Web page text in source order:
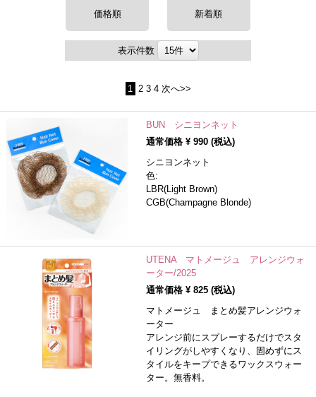
価格順 新着順
表示件数
1 2 3 4 次へ>>
BUN シニヨンネット
通常価格 ¥ 990(税込)
シニヨンネット
色:
LBR(Light Brown)
CGB(Champagne Blonde)
UTENA マトメージュ アレンジウォ
ーター/2025
通常価格 ¥ 825(税込)
マトメージュ まとめ髪アレンジウォ
ーター
アレンジ前にスプレーするだけでスタ
イリングがしやすくなり、固めずにス
タイルをキープできるワックスウォー
ター。無香料。